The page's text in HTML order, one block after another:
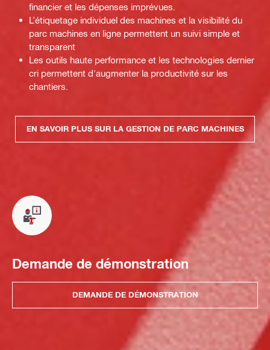
financier et les dépenses imprévues.
L’étiquetage individuel des machines et la visibilité du
parc machines en ligne permettent un suivi simple et
transparent
Les outils haute performance et les technologies dernier
cri permettent d'augmenter la productivité sur les
chantiers.
EN SAVOIR PLUS SUR LA GESTION DE PARC MACHINES
Demande de démonstration
DEMANDE DE DÉMONSTRATION